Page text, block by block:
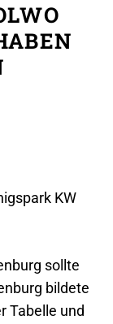
KW
sollte
bildete
Tabelle und